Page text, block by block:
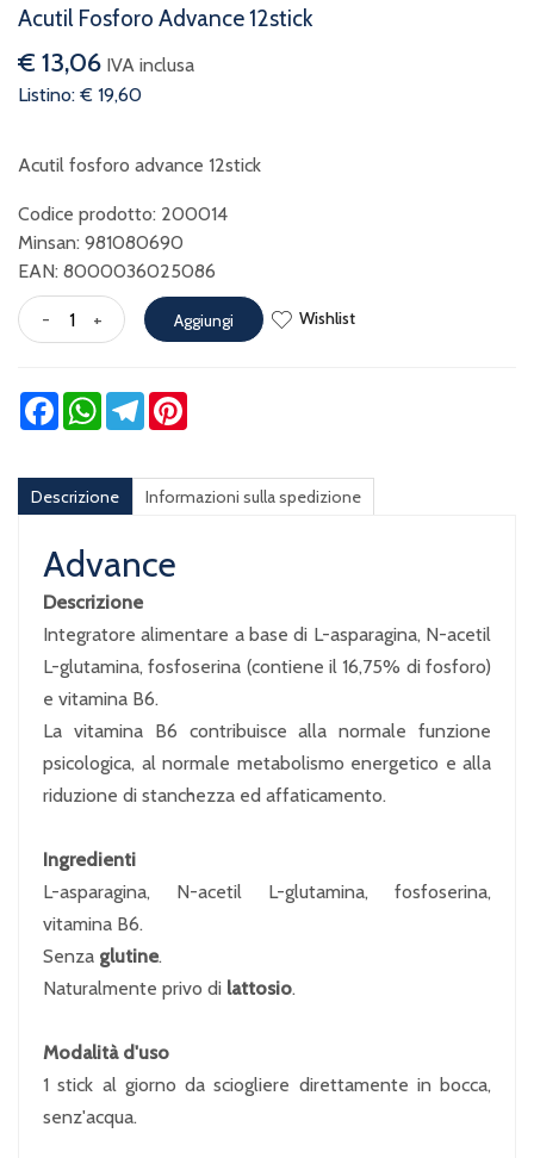
Acutil Fosforo Advance 12stick
€ 13,06 IVA inclusa
Listino: € 19,60
Acutil fosforo advance 12stick
Codice prodotto: 200014
Minsan: 981080690
EAN: 8000036025086
- + Aggiungi Wishlist
FacebookWhatsApp
Telegram
Descrizione Informazioni sulla spedizione
Advance
Descrizione
Integratore alimentare a base di L-asparagina, N-acetil
L-glutamina, fosfoserina (contiene il 16,75% di fosforo)
e vitamina B6.
La vitamina B6 contribuisce alla normale funzione
psicologica, al normale metabolismo energetico e alla
riduzione di stanchezza ed affaticamento.
Ingredienti
L-asparagina, N-acetil L-glutamina, fosfoserina,
vitamina B6.
Senza glutine.
Naturalmente privo di lattosio.
Modalità d'uso
1 stick al giorno da sciogliere direttamente in bocca,
senz'acqua.